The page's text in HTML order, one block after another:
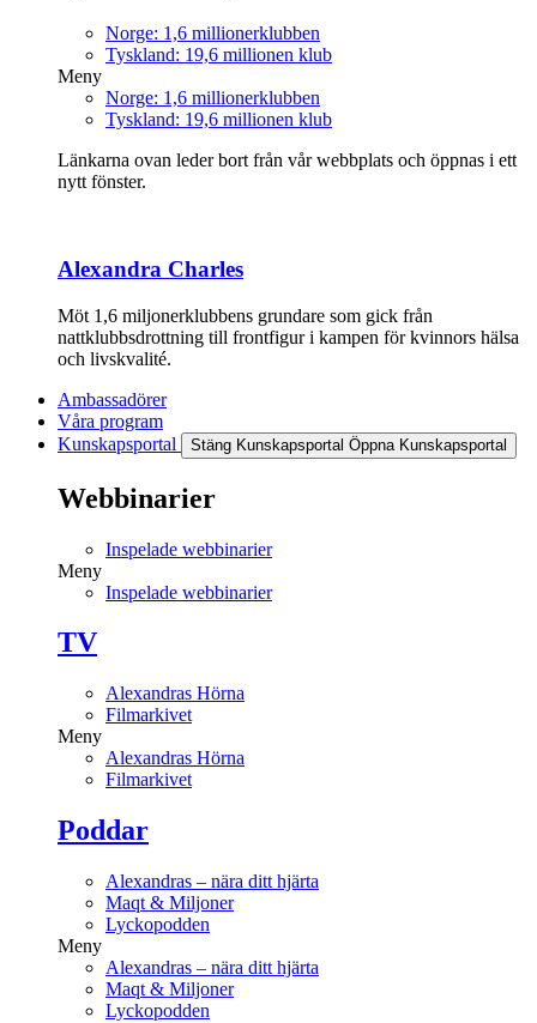
Norge: 1,6 millionerklubben
Tyskland: 19,6 millionen klub
Meny
Norge: 1,6 millionerklubben
Tyskland: 19,6 millionen klub
Länkarna ovan leder bort från vår webbplats och öppnas i ett
nytt fönster.
Alexandra Charles
Möt 1,6 miljonerklubbens grundare som gick från
nattklubbsdrottning till frontfigur i kampen för kvinnors hälsa
och livskvalité.
Ambassadörer
Våra program
Kunskapsportal
Stäng Kunskapsportal Öppna Kunskapsportal
Webbinarier
Inspelade webbinarier
Meny
Inspelade webbinarier
TV
Alexandras Hörna
Filmarkivet
Meny
Alexandras Hörna
Filmarkivet
Poddar
Alexandras – nära ditt hjärta
Maqt & Miljoner
Lyckopodden
Meny
Alexandras – nära ditt hjärta
Maqt & Miljoner
Lyckopodden